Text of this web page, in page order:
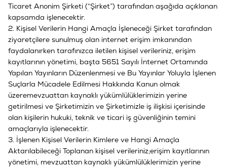
Ticaret Anonim Şirketi (“Şirket”) tarafından aşağıda açıklanan
kapsamda işlenecektir.
2. Kişisel Verilerin Hangi Amaçla İşleneceği Şirket tarafından
ziyaretçilere sunulmuş olan internet erişim imkanından
faydalanırken tarafınızca iletilen kişisel verileriniz, erişim
kayıtlarının yönetimi, başta 5651 Sayılı İnternet Ortamında
Yapılan Yayınların Düzenlenmesi ve Bu Yayınlar Yoluyla İşlenen
Suçlarla Mücadele Edilmesi Hakkında Kanun olmak
üzeremevzuattan kaynaklı yükümlülüklerimizin yerine
getirilmesi ve Şirketimizin ve Şirketimizle iş ilişkisi içerisinde
olan kişilerin hukuki, teknik ve ticari iş güvenliğinin temini
amaçlarıyla işlenecektir.
3. İşlenen Kişisel Verilerin Kimlere ve Hangi Amaçla
Aktarılabileceği Toplanan kişisel verileriniz;erişim kayıtlarının
yönetimi, mevzuattan kaynaklı yükümlülüklerimizin yerine